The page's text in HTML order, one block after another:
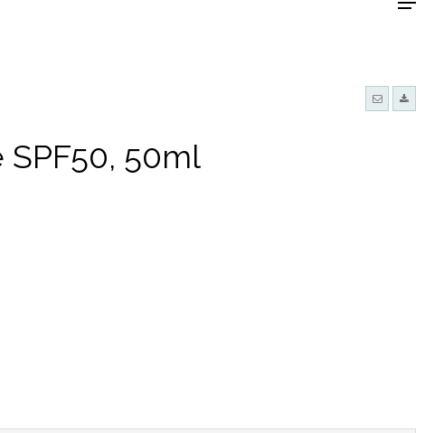
SPF50, 50ml